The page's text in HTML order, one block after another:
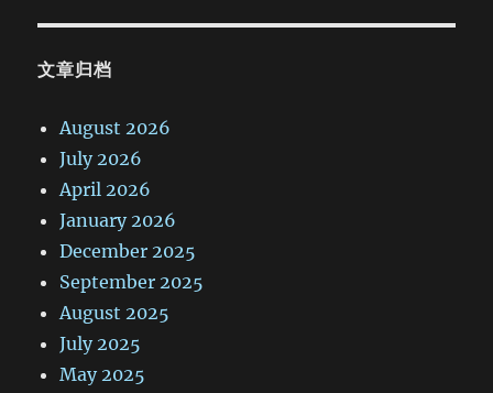
文章归档
August 2026
July 2026
April 2026
January 2026
December 2025
September 2025
August 2025
July 2025
May 2025